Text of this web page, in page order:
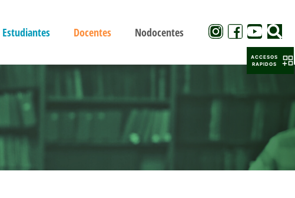
Estudiantes Docentes Nodocentes
ACCESOS
RAPIDOS